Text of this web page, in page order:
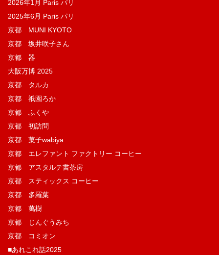
2026年1月 Paris パリ
2025年6月 Paris パリ
京都 MUNI KYOTO
京都 坂井咲子さん
京都 器
大阪万博 2025
京都 タルカ
京都 祇園ろか
京都 ふくや
京都 初訪問
京都 菓子wabiya
京都 エレファント ファクトリー コーヒー
京都 アスタルテ書茶房
京都 スティックス コーヒー
京都 多羅葉
京都 萬樹
京都 じんぐうみち
京都 コミオン
■あれこれ話2025